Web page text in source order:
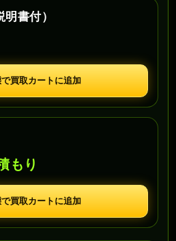
書付）
買取カートに追加
もり
買取カートに追加